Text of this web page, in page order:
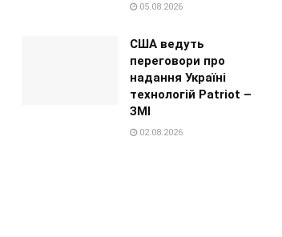
05.08.2026
США ведуть
переговори про
надання Україні
технологій Patriot –
ЗМІ
02.08.2026